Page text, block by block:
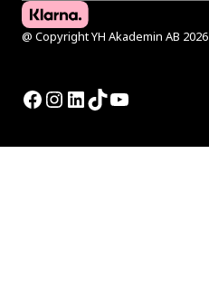
@ Copyright YH Akademin AB 2026
Facebook
Instagram
LinkedIn
TikTok
YouTube